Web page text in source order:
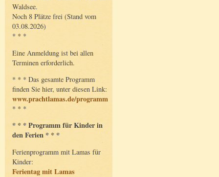
Waldsee.
Noch 8 Plätze frei (Stand vom
03.08.2026)
* * *
Eine Anmeldung ist bei allen
Terminen erforderlich.
* * * Das gesamte Programm
finden Sie hier, unter diesen Link:
www.prachtlamas.de/programm
* * *
* * * Programm für Kinder in
den Ferien * * *
Ferienprogramm mit Lamas für
Kinder:
Ferientag mit Lamas